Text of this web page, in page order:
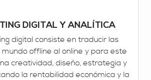
DIGITAL Y ANALÍTICA
digital consiste en traducir las
offline al online y para este
creatividad, diseño, estrategia y
la rentabilidad económica y la